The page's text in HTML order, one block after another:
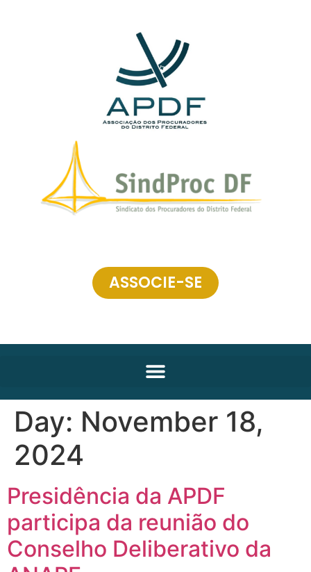
ASSOCIE-SE
Day: November 18,
2024
Presidência da APDF
participa da reunião do
Conselho Deliberativo da